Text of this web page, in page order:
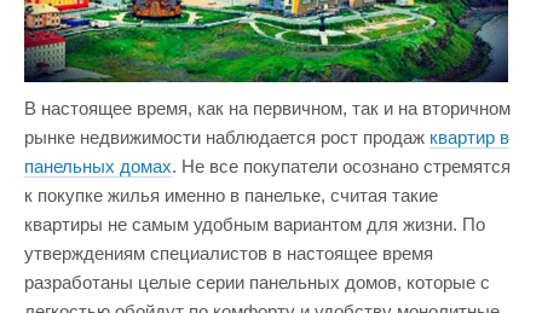
В настоящее время, как на первичном, так и на вторичном
рынке недвижимости наблюдается рост продаж квартир в
панельных домах. Не все покупатели осознано стремятся
к покупке жилья именно в панельке, считая такие
квартиры не самым удобным вариантом для жизни. По
утверждениям специалистов в настоящее время
разработаны целые серии панельных домов, которые с